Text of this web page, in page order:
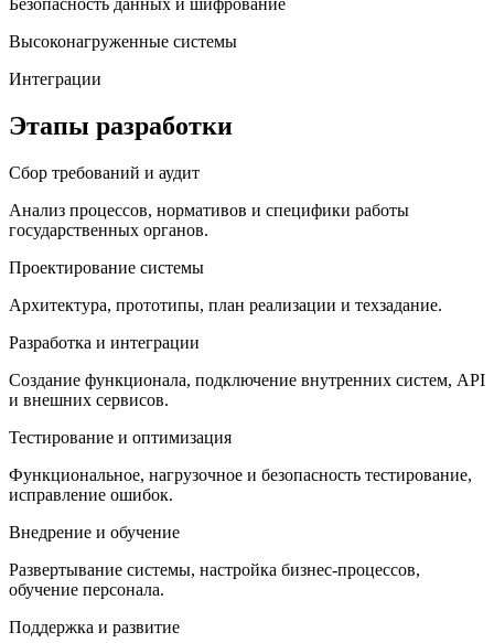
Безопасность данных и шифрование
Высоконагруженные системы
Интеграции
Этапы разработки
Сбор требований и аудит
Анализ процессов, нормативов и специфики работы
государственных органов.
Проектирование системы
Архитектура, прототипы, план реализации и техзадание.
Разработка и интеграции
Создание функционала, подключение внутренних систем, API
и внешних сервисов.
Тестирование и оптимизация
Функциональное, нагрузочное и безопасность тестирование,
исправление ошибок.
Внедрение и обучение
Развертывание системы, настройка бизнес-процессов,
обучение персонала.
Поддержка и развитие